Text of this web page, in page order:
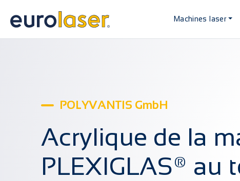
Machines laser
POLYVANTIS GmbH
Acrylique de la
PLEXIGLAS® au